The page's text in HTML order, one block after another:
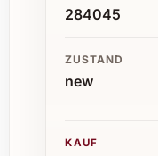
284045
ZUSTAND
new
KAUF